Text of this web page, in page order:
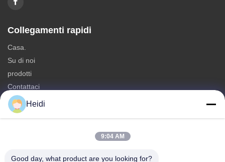
Collegamenti rapidi
Casa.
Su di noi
prodotti
Contattaci
Categorie
Fabbricazione a partire da fibre di poliestere
Heidi
9:04 AM
Good day, what product are you looking for?